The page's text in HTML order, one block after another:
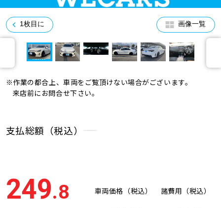
0120-733-500
1枚目に 画像一覧
※作業の都合上、車両をご覧頂けない場合がございます。
来店前にお問合せ下さい。
支払総額（税込）
249.8 車両価格（税込） 諸費用（税込）